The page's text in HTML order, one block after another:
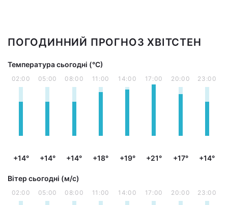
ПОГОДИННИЙ ПРОГНОЗ ХВІТСТЕН
Температура сьогодні (°С)
02:00
+14°
05:00
+14°
08:00
+14°
11:00
+18°
14:00
+19°
17:00
+21°
20:00
+17°
23:00
+14°
Вітер сьогодні (м/с)
02:00 05:00 08:00 11:00 14:00 17:00 20:00 23:00